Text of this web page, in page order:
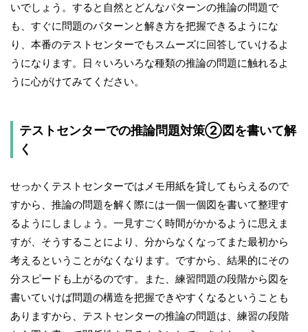
いでしょう。すると自然とどんなパターンの推論の問題で
も、すぐに問題のパターンと解き方を把握できるようにな
り、本番のテストセンターでもスムーズに回答していけるよ
うになります。日々いろいろな種類の推論の問題に触れるよ
うに心がけてみてください。
テストセンターでの推論問題対策②図を書いて解
く
せっかくテストセンターではメモ用紙を貸してもらえるので
すから、推論の問題を解く際には一個一個図を書いて整理す
るようにしましょう。一見すごく時間がかかるように思えま
すが、そうすることにより、分からなくなってまた最初から
考えるということがなくなります。ですから、結果的にその
分スピードも上がるのです。また、練習問題の段階から図を
書いていけば問題の構造を把握できやすくなるということも
ありますから、テストセンターの推論の問題は、練習の段階